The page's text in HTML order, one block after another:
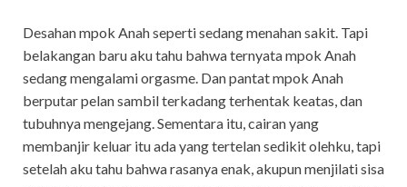
Desahan mpok Anah seperti sedang menahan sakit. Tapi
belakangan baru aku tahu bahwa ternyata mpok Anah
sedang mengalami orgasme. Dan pantat mpok Anah
berputar pelan sambil terkadang terhentak keatas, dan
tubuhnya mengejang. Sementara itu, cairan yang
membanjir keluar itu ada yang tertelan sedikit olehku, tapi
setelah aku tahu bahwa rasanya enak, akupun menjilati sisa